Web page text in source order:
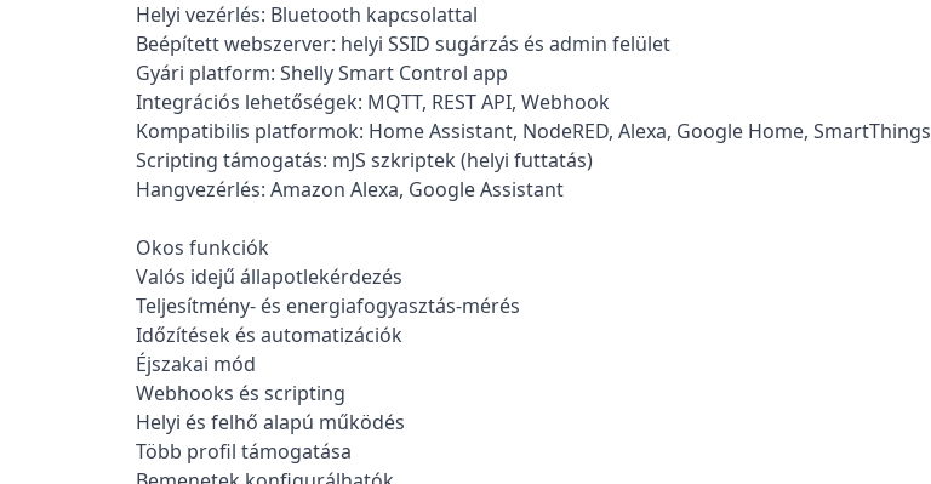
Helyi vezérlés: Bluetooth kapcsolattal
Beépített webszerver: helyi SSID sugárzás és admin felület
Gyári platform: Shelly Smart Control app
Integrációs lehetőségek: MQTT, REST API, Webhook
Kompatibilis platformok: Home Assistant, NodeRED, Alexa, Google Home, SmartThings
Scripting támogatás: mJS szkriptek (helyi futtatás)
Hangvezérlés: Amazon Alexa, Google Assistant
Okos funkciók
Valós idejű állapotlekérdezés
Teljesítmény- és energiafogyasztás-mérés
Időzítések és automatizációk
Éjszakai mód
Webhooks és scripting
Helyi és felhő alapú működés
Több profil támogatása